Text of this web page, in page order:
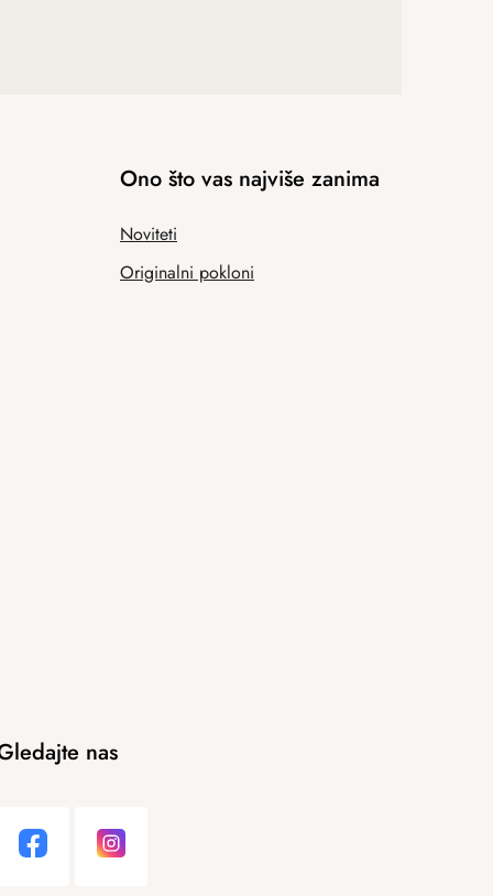
Ono što vas najviše zanima
Noviteti
Originalni pokloni
nas